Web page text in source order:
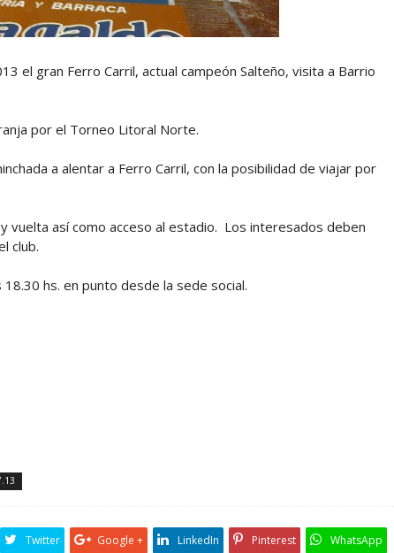
el gran Ferro Carril, actual campeón Salteño, visita a Barrio
por el Torneo Litoral Norte.
a alentar a Ferro Carril, con la posibilidad de viajar por
vuelta así como acceso al estadio. Los interesados deben
club.
hs. en punto desde la sede social.
Twitter Google + LinkedIn Pinterest WhatsApp